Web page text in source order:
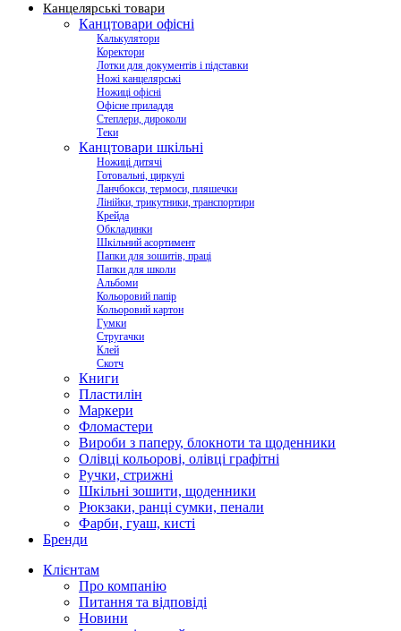
Канцелярські товари
Канцтовари офісні
Калькулятори
Коректори
Лотки для документів і підставки
Ножі канцелярські
Ножиці офісні
Офісне приладдя
Степлери, дироколи
Теки
Канцтовари шкільні
Ножиці дитячі
Готовальні, циркулі
Ланчбокси, термоси, пляшечки
Лінійки, трикутники, транспортири
Крейда
Обкладинки
Шкільний асортимент
Папки для зошитів, праці
Папки для школи
Альбоми
Кольоровий папір
Кольоровий картон
Гумки
Стругачки
Клей
Скотч
Книги
Пластилін
Маркери
Фломастери
Вироби з паперу, блокноти та щоденники
Олівці кольорові, олівці графітні
Ручки, стрижні
Шкільні зошити, щоденники
Рюкзаки, ранці сумки, пенали
Фарби, гуаш, кисті
Бренди
Клієнтам
Про компанію
Питання та відповіді
Новини